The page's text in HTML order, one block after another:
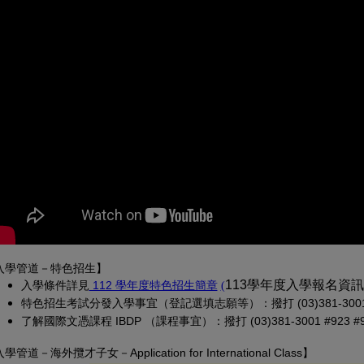
學管道－特色招生】
入學條件詳見 112 學年度特色招生簡章(另開新視窗)
((PDF 檔，另開新視窗)
113學年度入學報名資
特色招生考試分發入學事宜（登記選填志願等）：撥打 (03)381-
了解國際文憑課程 IBDP （課程事宜）：撥打 (03)381-3001 #923
學管道－ 海外攬才子女－Application for International Class】